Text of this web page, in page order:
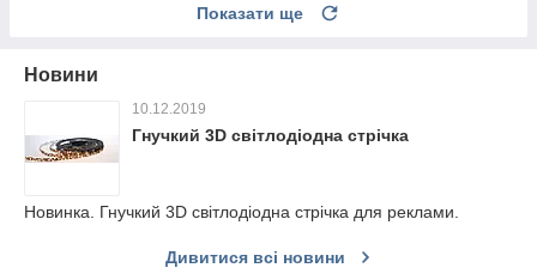
Показати ще
Новини
10.12.2019
Гнучкий 3D світлодіодна стрічка
Новинка. Гнучкий 3D світлодіодна стрічка для реклами.
Дивитися всі новини